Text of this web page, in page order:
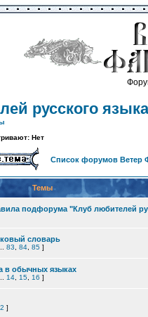
русского языка
Нет
Список форумов Ветер
Темы
подфорума "Клуб любителей
словарь
83 84 85 ]
в обычных языках
14 15 16 ]
2 ]